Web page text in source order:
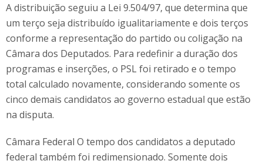
A distribuição seguiu a Lei 9.504/97, que determina que
um terço seja distribuído igualitariamente e dois terços
conforme a representação do partido ou coligação na
Câmara dos Deputados. Para redefinir a duração dos
programas e inserções, o PSL foi retirado e o tempo
total calculado novamente, considerando somente os
cinco demais candidatos ao governo estadual que estão
na disputa.
Câmara Federal O tempo dos candidatos a deputado
federal também foi redimensionado. Somente dois